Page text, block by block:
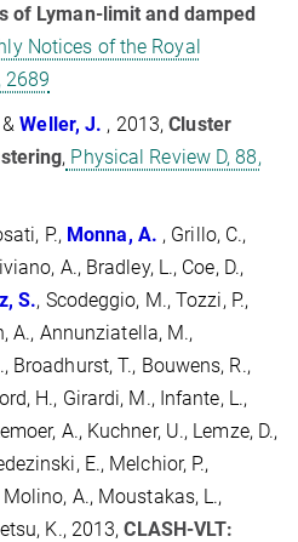
of Lyman-limit and damped
Notices of the Royal
2689
&Weller, J. , 2013,Cluster
, Physical Review D, 88,
P., Monna, A. , Grillo, C.,
A., Bradley, L., Coe, D.,
S., Scodeggio, M., Tozzi, P.,
A., Annunziatella, M.,
Broadhurst, T., Bouwens, R.,
H., Girardi, M., Infante, L.,
A., Kuchner, U., Lemze, D.,
E., Melchior, P.,
A., Moustakas, L.,
K., 2013,CLASH-VLT: